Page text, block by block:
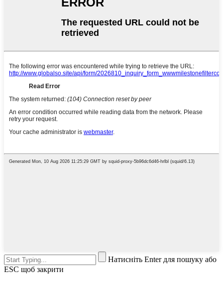
Натисніть Enter для пошуку або
ESC щоб закрити